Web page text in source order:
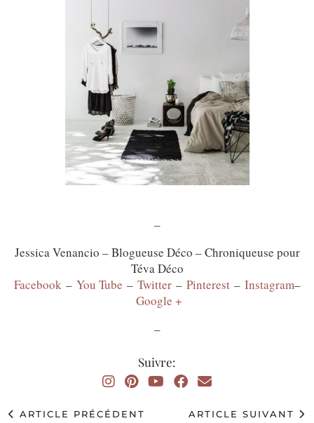
–
Jessica Venancio – Blogueuse Déco – Chroniqueuse pour
Téva Déco
Facebook – You Tube – Twitter – Pinterest – Instagram–
Google +
–
Suivre:
ARTICLE PRÉCÉDENT
ARTICLE SUIVANT